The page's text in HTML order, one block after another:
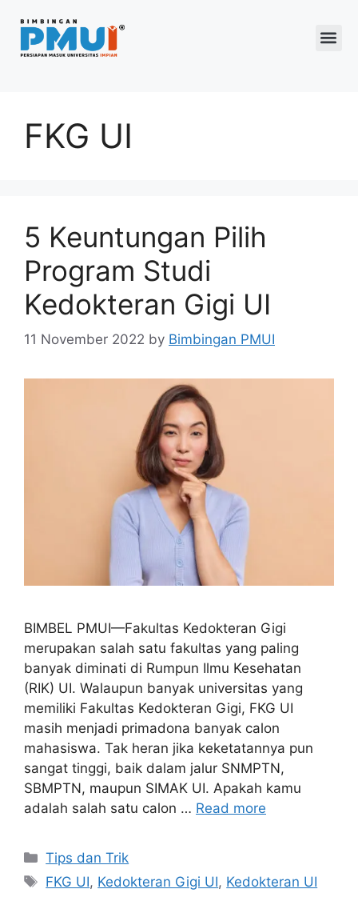
FKG UI
5 Keuntungan Pilih
Program Studi
Kedokteran Gigi UI
11 November 2022 by Bimbingan PMUI
BIMBEL PMUI—Fakultas Kedokteran Gigi
merupakan salah satu fakultas yang paling
banyak diminati di Rumpun Ilmu Kesehatan
(RIK) UI. Walaupun banyak universitas yang
memiliki Fakultas Kedokteran Gigi, FKG UI
masih menjadi primadona banyak calon
mahasiswa. Tak heran jika keketatannya pun
sangat tinggi, baik dalam jalur SNMPTN,
SBMPTN, maupun SIMAK UI. Apakah kamu
adalah salah satu calon … Read more
Tips dan Trik
FKG UI, Kedokteran Gigi UI, Kedokteran UI